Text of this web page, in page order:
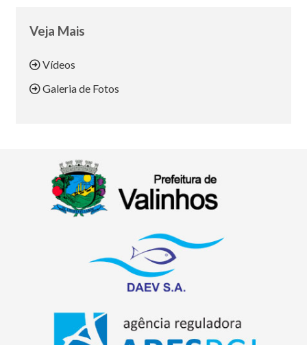
Veja Mais
Vídeos
Galeria de Fotos